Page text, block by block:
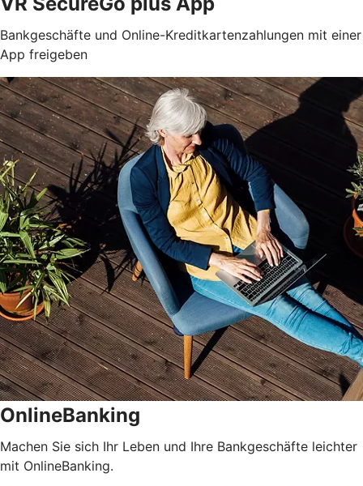
Bankgeschäfte und Online-Kreditkartenzahlungen mit einer
App freigeben
OnlineBanking
Machen Sie sich Ihr Leben und Ihre Bankgeschäfte leichter
mit OnlineBanking.